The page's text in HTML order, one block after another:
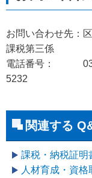
お問い合わせ先：
課税第三係
電話番号： 03-
5232
関連する
課税・納税証明
人材育成・資